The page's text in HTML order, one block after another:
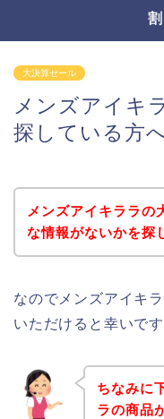
大決算セール
メンズアイキ
探している方
メンズアイキララの
な情報がないかを探
なのでメンズアイキ
いただけると幸いです
ちなみに
ラの商品